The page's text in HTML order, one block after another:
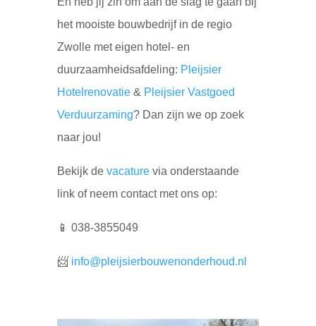
het mooiste bouwbedrijf in de regio
Zwolle met eigen hotel- en
duurzaamheidsafdeling: Pleijsier
Hotelrenovatie& Pleijsier Vastgoed
Verduurzaming? Dan zijn we op zoek
naar jou!
Bekijk de vacaturevia onderstaande
link of neem contact met ons op:
📱 038-3855049
📨 info@pleijsierbouwenonderhoud.nl